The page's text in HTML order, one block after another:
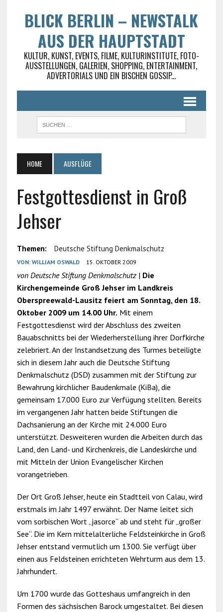
BLICK BERLIN – NEWSTALK
AUS DER HAUPTSTADT
KULTUR, KUNST, EVENTS, FILME, KULTURINSTITUTE, FOTO-
AUSSTELLUNGEN, GALERIEN, SHOPPING, ENTERTAINMENT,
ADVERTORIALS UND EIN BISCHEN GOSSIP...
HOME AUSFLÜGE
Festgottesdienst in Groß
Jehser
Themen: Deutsche Stiftung Denkmalschutz
VON: WILLIAM OSWALD 15. OKTOBER 2009
von Deutsche Stiftung Denkmalschutz| Die
Kirchengemeinde Groß Jehser im Landkreis
Oberspreewald-Lausitz feiert am Sonntag, den 18.
Oktober 2009 um 14.00 Uhr. Mit einem
Festgottesdienst wird der Abschluss des zweiten
Bauabschnitts bei der Wiederherstellung ihrer Dorfkirche
zelebriert. An der Instandsetzung des Turmes beteiligte
sich in diesem Jahr auch die Deutsche Stiftung
Denkmalschutz (DSD) zusammen mit der Stiftung zur
Bewahrung kirchlicher Baudenkmale (KiBa), die
gemeinsam 17.000 Euro zur Verfügung stellten. Bereits
im vergangenen Jahr hatten beide Stiftungen die
Dachsanierung an der Kirche mit 24.000 Euro
unterstützt. Desweiteren wurden die Arbeiten durch das
Land, den Land- und Kirchenkreis, die Landeskirche und
mit Mitteln der Union Evangelischer Kirchen
vorangetrieben.
Der Ort Groß Jehser, heute ein Stadtteil von Calau, wird
erstmals im Jahr 1497 erwähnt. Der Name leitet sich
vom sorbischen Wort „jasorce“ ab und steht für „großer
See“. Die im Kern mittelalterliche Feldsteinkirche in Groß
Jehser entstand vermutlich um 1300. Sie verfügt über
einen aus Feldsteinen errichteten Wehrturm aus dem 13.
Jahrhundert.
Um 1700 wurde das Gotteshaus umfangreich in den
Formen des sächsischen Barock umgestaltet. Bei diesen